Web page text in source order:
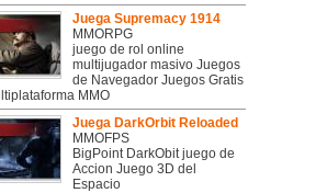
Juega Supremacy 1914
MMORPG
juego de rol online
multijugador masivo Juegos
de Navegador Juegos Gratis
MMO
Juega DarkOrbit Reloaded
MMOFPS
BigPoint DarkObit juego de
Accion Juego 3D del
Espacio